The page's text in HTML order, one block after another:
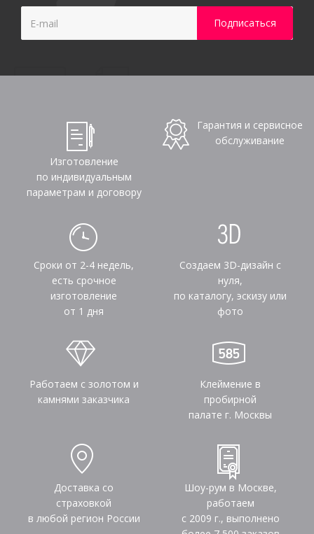
Изготовление
по индивидуальным
параметрам и договору
Гарантия и сервисное
обслуживание
Сроки от 2-4 недель,
есть срочное
изготовление
от 1 дня
Создаем 3D-дизайн с
нуля,
по каталогу, эскизу или
фото
Работаем с золотом и
камнями заказчика
Клеймение в
пробирной
палате г. Москвы
Доставка со
страховкой
в любой регион России
Шоу-рум в Москве,
работаем
с 2009 г., выполнено